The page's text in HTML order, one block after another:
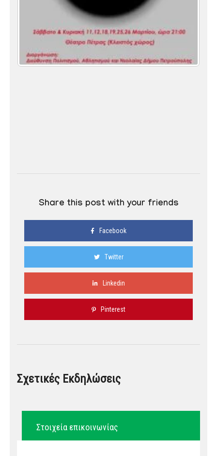
Share this post with your friends
Facebook
Twitter
Linkedin
Pinterest
Σχετικές Εκδηλώσεις
Στοιχεία επικοινωνίας